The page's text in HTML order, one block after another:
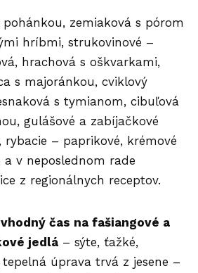
pohánkou, zemiaková s pórom
hríbmi, strukovinové –
hrachová s oškvarkami,
s majoránkou, cviklový
s tymianom, cibuľová
gulášové a zabíjačkové
rybacie – paprikové, krémové
a v neposlednom rade
z regionálnych receptov.
čas na fašiangové a
jedlá – sýte, ťažké,
tepelná úprava trvá z jesene –